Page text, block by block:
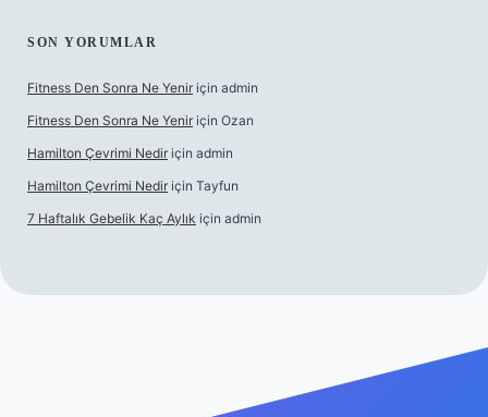
SON YORUMLAR
Fitness Den Sonra Ne Yenir için admin
Fitness Den Sonra Ne Yenir için Ozan
Hamilton Çevrimi Nedir için admin
Hamilton Çevrimi Nedir için Tayfun
7 Haftalık Gebelik Kaç Aylık için admin